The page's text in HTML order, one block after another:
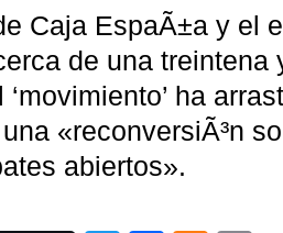
Caja EspaÃ±a y el
de una treintena
ha
«reconversiÃ³n
abiertos».